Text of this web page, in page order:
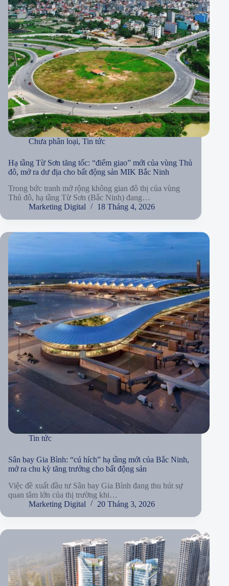
Chưa phân loại, Tin tức
Hạ tầng Từ Sơn tăng tốc: “điểm giao” mới của vùng Thủ
đô, mở ra dư địa cho bất động sản MIK Bắc Ninh
Trong bức tranh mở rộng không gian đô thị của vùng
Thủ đô, hạ tầng Từ Sơn (Bắc Ninh) đang…
Marketing Digital
18 Tháng 4, 2026
Tin tức
Sân bay Gia Bình: “cú hích” hạ tầng mới của Bắc Ninh,
mở ra chu kỳ tăng trưởng cho bất động sản
Việc đề xuất đầu tư Sân bay Gia Bình đang thu hút sự
quan tâm lớn của thị trường khi…
Marketing Digital
20 Tháng 3, 2026